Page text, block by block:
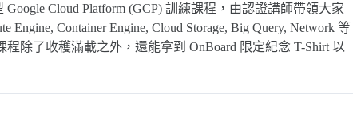
Cloud Platform (GCP) 訓練課程，由認證講師帶領大家
Container Engine, Cloud Storage, Big Query, Network 等
除了收穫滿載之外，還能拿到 OnBoard 限定紀念 T-Shirt 以